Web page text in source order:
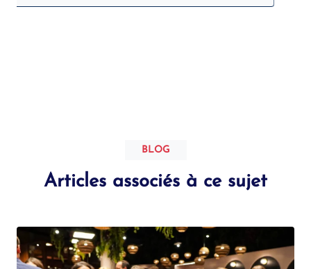
BLOG
Articles associés à ce sujet